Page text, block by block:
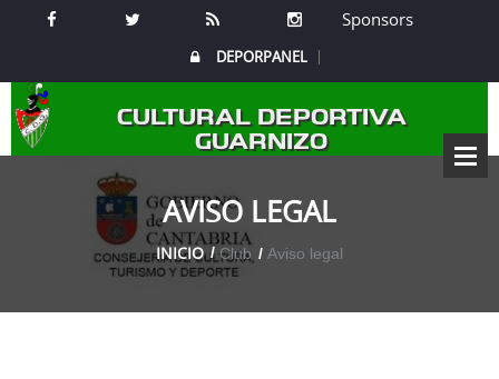
Sponsors
DEPORPANEL
CULTURAL DEPORTIVA
GUARNIZO
AVISO LEGAL
INICIO Club Aviso legal